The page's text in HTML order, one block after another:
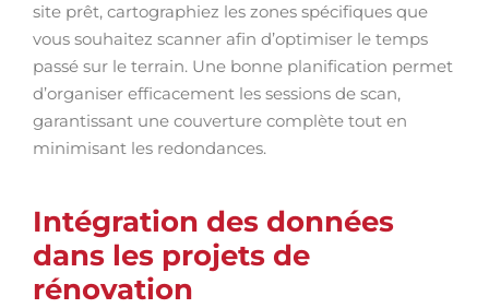
site prêt, cartographiez les zones spécifiques que
vous souhaitez scanner afin d’optimiser le temps
passé sur le terrain. Une bonne planification permet
d’organiser efficacement les sessions de scan,
garantissant une couverture complète tout en
minimisant les redondances.
Intégration des données
dans les projets de
rénovation